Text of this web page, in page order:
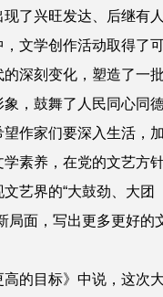
了兴旺发达、后继有
文学创作活动取得了
深刻变化，塑造了一
，鼓舞了人民同心同
作家们要深入生活，
素养，在党的文艺方
艺界的“大鼓劲、大团
局面，写出更多更好的
的目标》中说，这次